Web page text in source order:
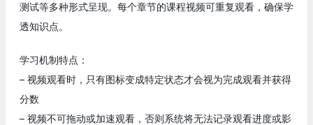
测试等多种形式呈现。每个章节的课程视频可重复观看，确保学
透知识点。
学习机制特点：
– 视频观看时，只有图标变成特定状态才会视为完成观看并获得
分数
– 视频不可拖动或加速观看，否则系统将无法记录观看进度或影